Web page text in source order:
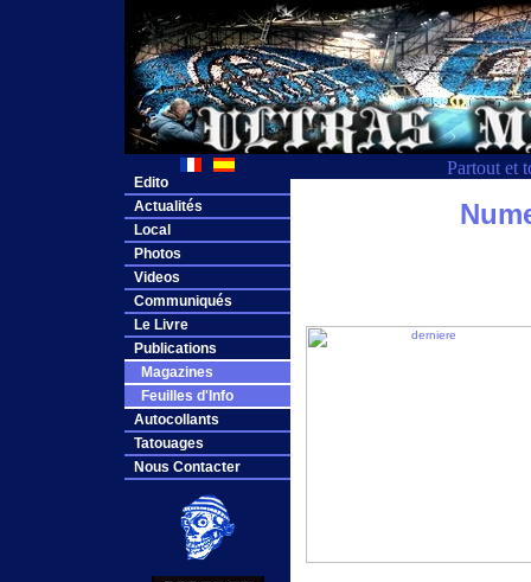
Partout et
Edito
Actualités
Local
Photos
Videos
Communiqués
Le Livre
Publications
Magazines
Feuilles d'Info
Autocollants
Tatouages
Nous Contacter